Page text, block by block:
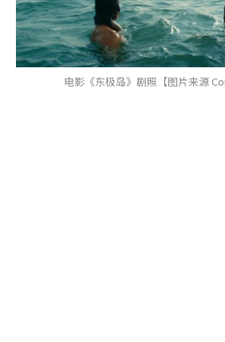
电影《东极岛》剧照【图片来源